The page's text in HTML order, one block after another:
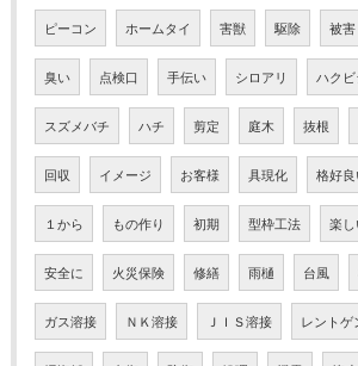
ピーコン ホームタイ 害獣 駆除 被害
臭い 点検口 手伝い シロアリ ハク
スズメバチ ハチ 剪定 庭木 抜根
回収 イメージ お客様 具現化 格好
１から もの作り 初期 型枠工法 楽
安全に 火災保険 修繕 雨樋 台風
ガス溶接 ＮＫ溶接 ＪＩＳ溶接 レントゲ